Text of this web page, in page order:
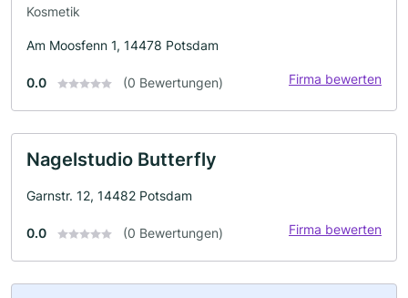
Kosmetik
Am Moosfenn 1, 14478 Potsdam
0.0 (0 Bewertungen) Firma bewerten
Nagelstudio Butterfly
Garnstr. 12, 14482 Potsdam
0.0 (0 Bewertungen) Firma bewerten